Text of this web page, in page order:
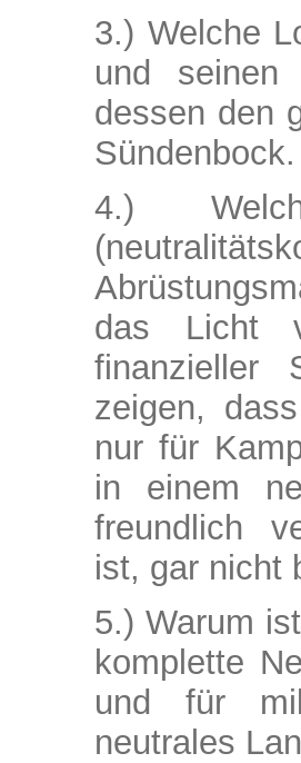
3.) Welche
und seinen
dessen den
Sündenbock.
4.)
das Licht
finanzieller
zeigen,
nur für
in einem
freundlich
ist, gar nicht
5.) Warum
komplette
und für
neutrales